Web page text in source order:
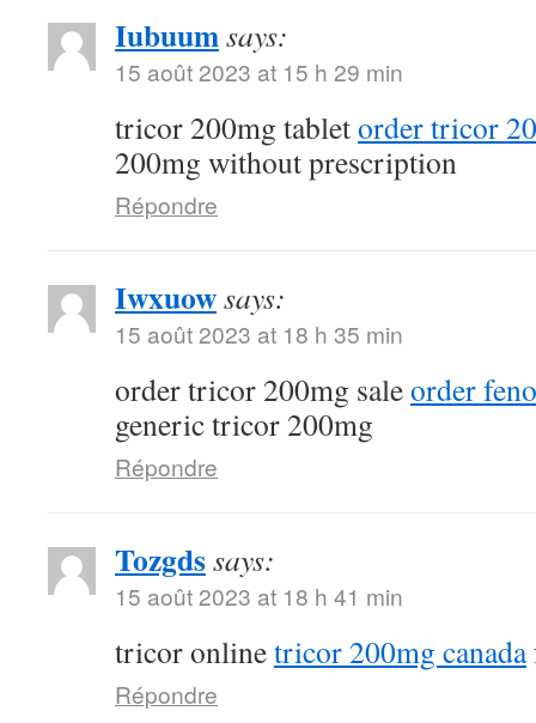
Iubuumsays:
15 août 2023 at 15 h 29 min
tricor 200mg tabletorder tricor
200mg without prescription
Répondre
Iwxuowsays:
15 août 2023 at 18 h 35 min
order tricor 200mg saleorder
generic tricor 200mg
Répondre
Tozgdssays:
15 août 2023 at 18 h 41 min
tricor onlinetricor 200mg canada
Répondre